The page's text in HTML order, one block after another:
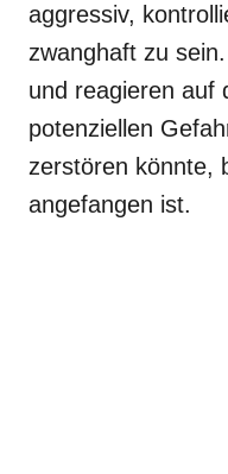
aggressiv,
zwanghaft zu
und reagieren auf
potenziellen
zerstören könnte,
angefangen ist.